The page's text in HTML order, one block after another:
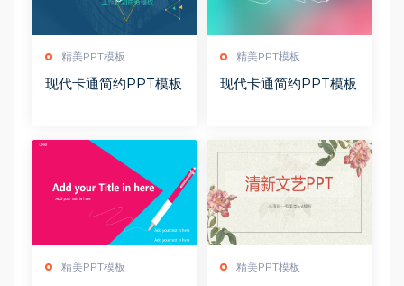
精美PPT模板
现代卡通简约PPT模板
精美PPT模板
现代卡通简约PPT模板
精美PPT模板 精美PPT模板